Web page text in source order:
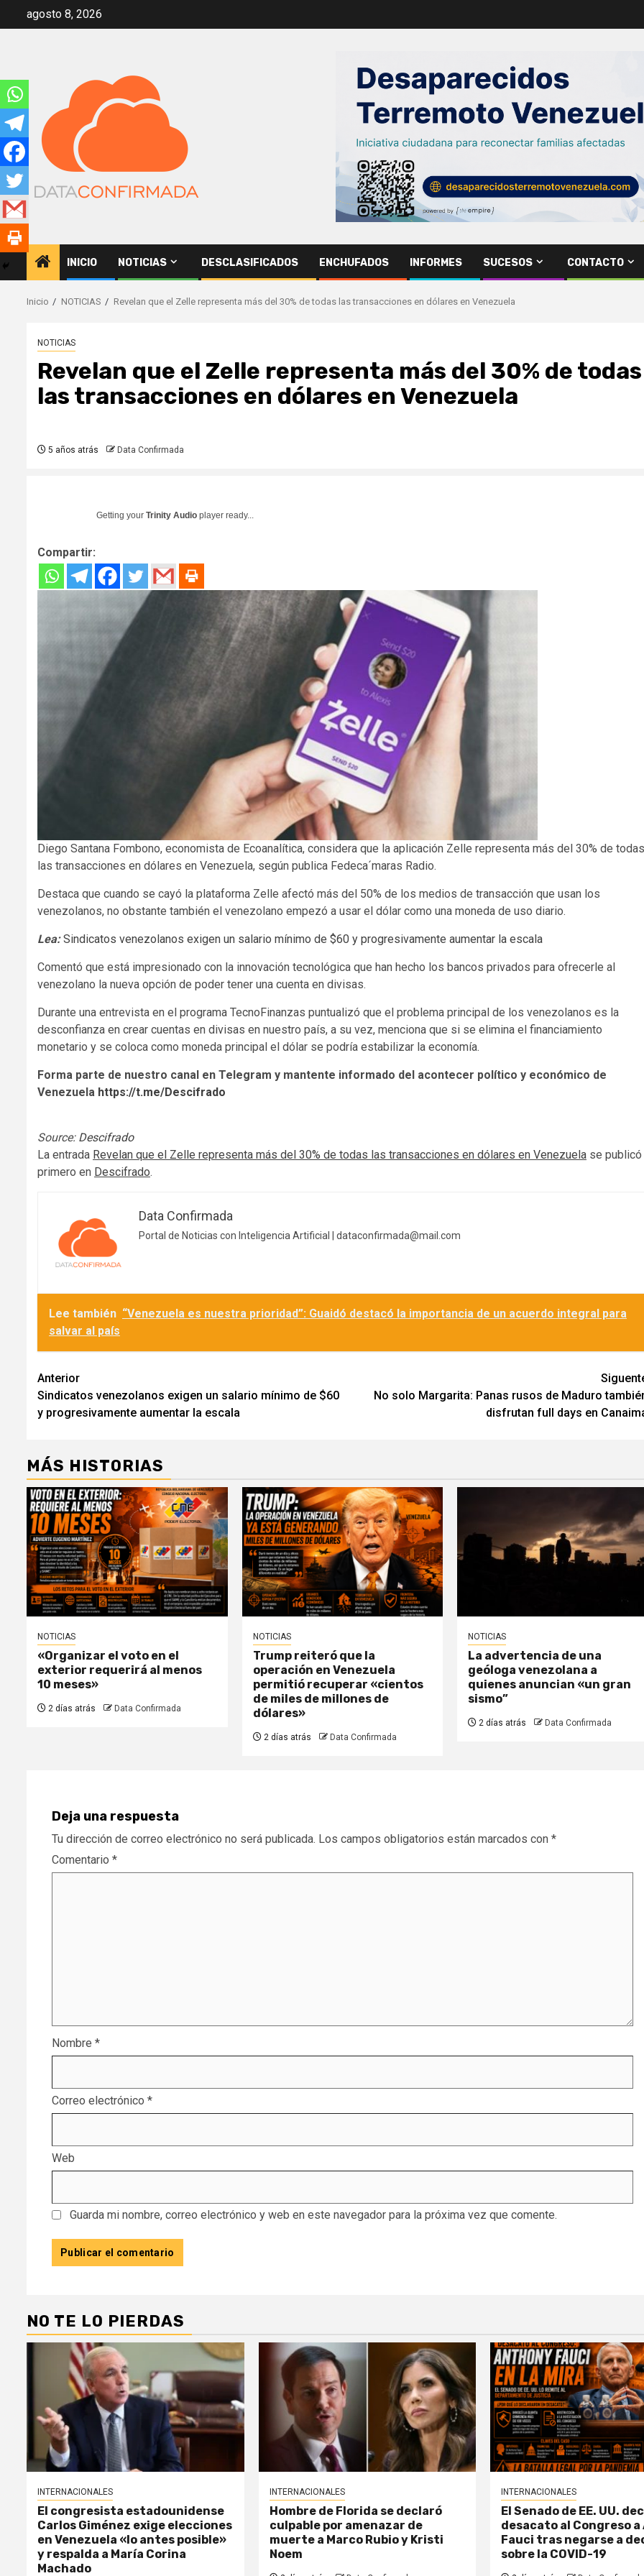
agosto 8, 2026
INICIO NOTICIAS DESCLASIFICADOS ENCHUFADOS INFORMES SUCESOS CONTACTO
Inicio NOTICIAS Revelan que el Zelle representa más del 30% de todas las transacciones en dólares en Venezuela
NOTICIAS
Revelan que el Zelle representa más del 30% de todas
las transacciones en dólares en Venezuela
5 años atrás Data Confirmada
Getting your Trinity Audio player ready...
Compartir:
Diego Santana Fombono, economista de Ecoanalítica, considera que la aplicación Zelle representa más del 30% de todas
las transacciones en dólares en Venezuela, según publica Fedeca´maras Radio.
Destaca que cuando se cayó la plataforma Zelle afectó más del 50% de los medios de transacción que usan los
venezolanos, no obstante también el venezolano empezó a usar el dólar como una moneda de uso diario.
Lea:Sindicatos venezolanos exigen un salario mínimo de $60 y progresivamente aumentar la escala
Comentó que está impresionado con la innovación tecnológica que han hecho los bancos privados para ofrecerle al
venezolano la nueva opción de poder tener una cuenta en divisas.
Durante una entrevista en el programa TecnoFinanzas puntualizó que el problema principal de los venezolanos es la
desconfianza en crear cuentas en divisas en nuestro país, a su vez, menciona que si se elimina el financiamiento
monetario y se coloca como moneda principal el dólar se podría estabilizar la economía.
Forma parte de nuestro canal en Telegram y mantente informado del acontecer político y económico de
Venezuela https://t.me/Descifrado
Source: Descifrado
La entrada Revelan que el Zelle representa más del 30% de todas las transacciones en dólares en Venezuela se publicó
primero en Descifrado.
Data Confirmada
Portal de Noticias con Inteligencia Artificial | dataconfirmada@mail.com
Lee también “Venezuela es nuestra prioridad”: Guaidó destacó la importancia de un acuerdo integral para
salvar al país
Navegación
de
Anterior
Sindicatos venezolanos exigen un salario mínimo de $60
y progresivamente aumentar la escala
No solo Margarita: Panas rusos de Maduro
disfrutan full days en
MÁS HISTORIAS
NOTICIAS
«Organizar el voto en el
exterior requerirá al menos
10 meses»
2 días atrás Data Confirmada
NOTICIAS
Trump reiteró que la
operación en Venezuela
permitió recuperar «cientos
de miles de millones de
dólares»
2 días atrás Data Confirmada
NOTICIAS
La advertencia de una
geóloga venezolana a
quienes anuncian «un gran
sismo”
2 días atrás Data Confirmada
Deja una respuesta
Tu dirección de correo electrónico no será publicada. Los campos obligatorios están marcados con *
Comentario *
Nombre *
Correo electrónico *
Web
Guarda mi nombre, correo electrónico y web en este navegador para la próxima vez que comente.
NO TE LO PIERDAS
INTERNACIONALES
El congresista estadounidense
Carlos Giménez exige elecciones
en Venezuela «lo antes posible»
y respalda a María Corina
Machado
INTERNACIONALES
Hombre de Florida se declaró
culpable por amenazar de
muerte a Marco Rubio y Kristi
Noem
INTERNACIONALES
El Senado de EE. UU.
desacato al Congreso
Fauci tras negarse a
sobre la COVID-19